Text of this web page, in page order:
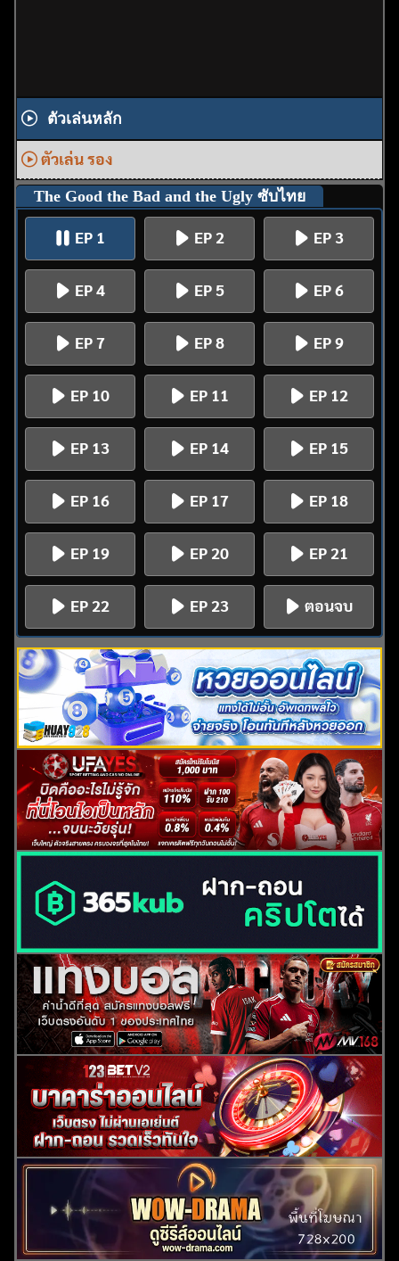
ค้นหา
สำหรับ:
ตัวเล่นหลัก
ตัวเล่น รอง
The Good the Bad and the Ugly ซับไทย
EP 1 EP 2 EP 3
EP 4 EP 5 EP 6
EP 7 EP 8 EP 9
EP 10 EP 11 EP 12
EP 13 EP 14 EP 15
EP 16 EP 17 EP 18
EP 19 EP 20 EP 21
EP 22 EP 23 ตอนจบ